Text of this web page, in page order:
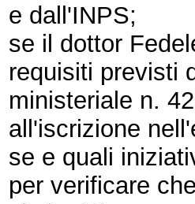
e dall'INPS;
se il dottor
requisiti previsti
ministeriale n.
all'iscrizione
se e quali
per verificare